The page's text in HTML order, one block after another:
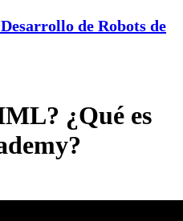
de Robots de
¿Qué es